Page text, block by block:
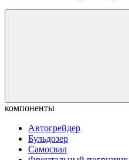
компоненты
Автогрейдер
Бульдозер
Самосвал